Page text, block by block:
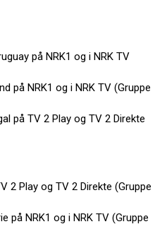
på NRK1 og i NRK TV
på NRK1 og i NRK TV (Gruppe
på TV 2 Play og TV 2 Direkte
2 Play og TV 2 Direkte (Gruppe
på NRK1 og i NRK TV (Gruppe